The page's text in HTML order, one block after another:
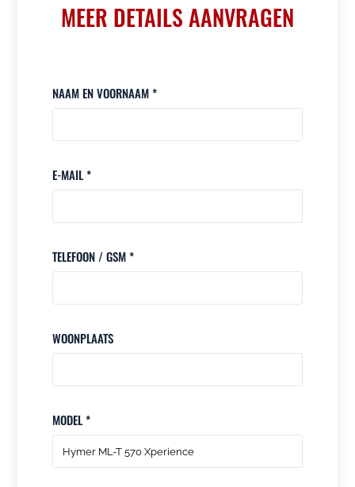
MEER DETAILS AANVRAGEN
NAAM EN VOORNAAM *
E-MAIL *
TELEFOON / GSM *
WOONPLAATS
MODEL *